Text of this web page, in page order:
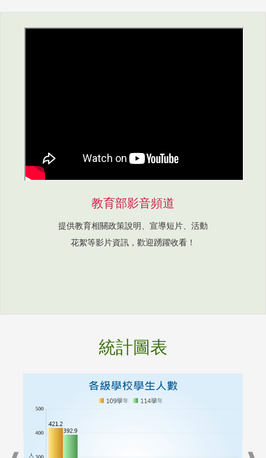
教育部影音頻道
提供教育相關政策說明、宣導短片、活動
花絮等影片資訊，歡迎踴躍收看！
統計圖表